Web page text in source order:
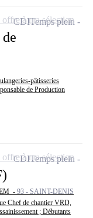
pâtisseries
de Production
CDITemps plein
à ma sélection
- 93 - SAINT-DENIS
Chef de chantier VRD,
; Débutants
CDITemps plein
à ma sélection